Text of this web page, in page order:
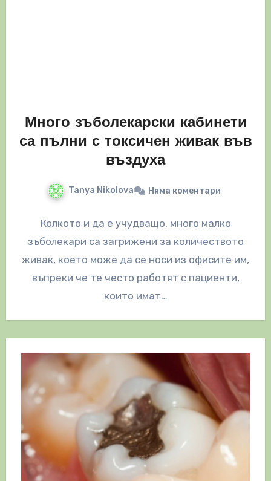
Много зъболекарски кабинети
са пълни с токсичен живак във
въздуха
Tanya Nikolova Няма коментари
Колкото и да е учудващо, много малко
зъболекари са загрижени за количеството
живак, което може да се носи из офисите им,
въпреки че те често работят с пациенти,
които имат…